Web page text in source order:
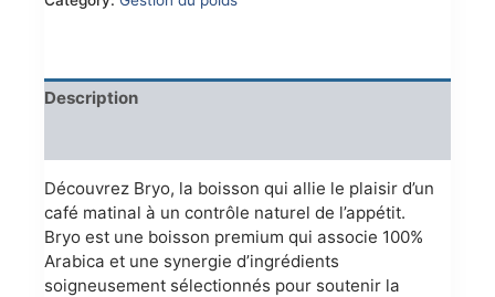
Description
Découvrez Bryo, la boisson qui allie le plaisir d’un
café matinal à un contrôle naturel de l’appétit.
Bryo est une boisson premium qui associe 100%
Arabica et une synergie d’ingrédients
soigneusement sélectionnés pour soutenir la